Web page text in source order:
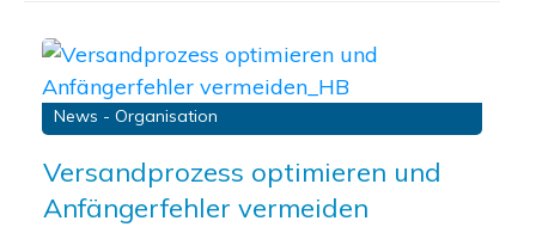
News - Organisation
Versandprozess optimieren und
Anfängerfehler vermeiden